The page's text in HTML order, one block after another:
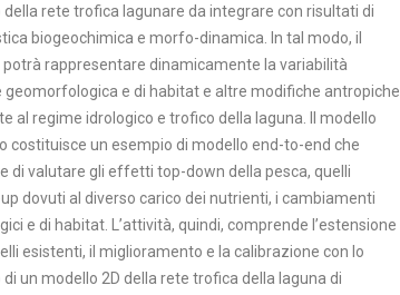
della rete trofica lagunare da integrare con risultati di
biogeochimica e morfo-dinamica. In tal modo, il
rappresentare dinamicamente la variabilità
geomorfologica e di habitat e altre modifiche antropiche
al regime idrologico e trofico della laguna. Il modello
costituisce un esempio di modello end-to-end che
di valutare gli effetti top-down della pesca, quelli
dovuti al diverso carico dei nutrienti, i cambiamenti
e di habitat. L’attività, quindi, comprende l’estensione
esistenti, il miglioramento e la calibrazione con lo
di un modello 2D della rete trofica della laguna di
nel corso degli anni agli habitat lagunari (granulometria;
rispetto al livello medio del mare; distribuzione e
di fanerogame e macroalghe); iii) rappresentare
di estensione delle barene e relative conseguenze per
e i processi a livello di ecosistema lagunare. I
modello spazialmente esplicito saranno confrontati
di distribuzione dei diversi gruppi funzionali al fine di
le dinamiche spazio-tempo. Il modello validato sarà
per valutare gli impatti sull’ecosistema di scenari
di gestione della pesca e del carico di nutrienti, e per
impatti dovuti ai cambiamenti degli habitat ed altri